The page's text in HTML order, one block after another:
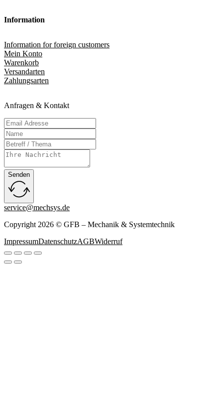
Information
Information for foreign customers
Mein Konto
Warenkorb
Versandarten
Zahlungsarten
Anfragen & Kontakt
Senden
service@mechsys.de
Copyright 2026 © GFB – Mechanik & Systemtechnik
ImpressumDatenschutzAGBWiderruf